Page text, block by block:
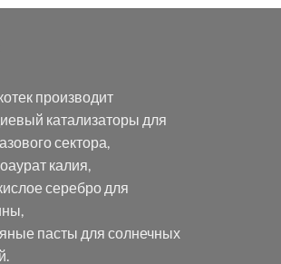
производит
катализаторы для
сектора,
калия,
серебродля
пасты для солнечных